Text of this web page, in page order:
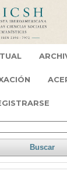
Buscar